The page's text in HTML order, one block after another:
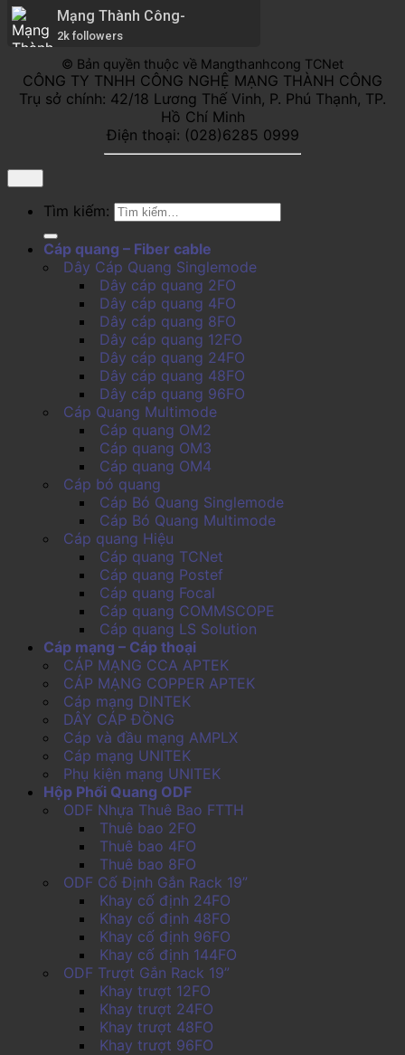
Mạng Thành Công-
2k followers
© Bản quyền thuộc về Mangthanhcong TCNet
CÔNG TY TNHH CÔNG NGHỆ MẠNG THÀNH CÔNG
Trụ sở chính: 42/18 Lương Thế Vinh, P. Phú Thạnh, TP.
Hồ Chí Minh
Điện thoại: (028)6285 0999
Tìm kiếm:
Cáp quang – Fiber cable
Dây Cáp Quang Singlemode
Dây cáp quang 2FO
Dây cáp quang 4FO
Dây cáp quang 8FO
Dây cáp quang 12FO
Dây cáp quang 24FO
Dây cáp quang 48FO
Dây cáp quang 96FO
Cáp Quang Multimode
Cáp quang OM2
Cáp quang OM3
Cáp quang OM4
Cáp bó quang
Cáp Bó Quang Singlemode
Cáp Bó Quang Multimode
Cáp quang Hiệu
Cáp quang TCNet
Cáp quang Postef
Cáp quang Focal
Cáp quang COMMSCOPE
Cáp quang LS Solution
Cáp mạng – Cáp thoại
CÁP MẠNG CCA APTEK
CÁP MẠNG COPPER APTEK
Cáp mạng DINTEK
DÂY CÁP ĐỒNG
Cáp và đầu mạng AMPLX
Cáp mạng UNITEK
Phụ kiện mạng UNITEK
Hộp Phối Quang ODF
ODF Nhựa Thuê Bao FTTH
Thuê bao 2FO
Thuê bao 4FO
Thuê bao 8FO
ODF Cố Định Gắn Rack 19”
Khay cố định 24FO
Khay cố định 48FO
Khay cố định 96FO
Khay cố định 144FO
ODF Trượt Gắn Rack 19”
Khay trượt 12FO
Khay trượt 24FO
Khay trượt 48FO
Khay trượt 96FO